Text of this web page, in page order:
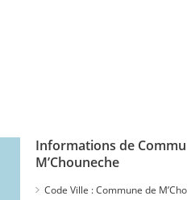
Informations de
M’Chouneche
Code Ville :Commune de